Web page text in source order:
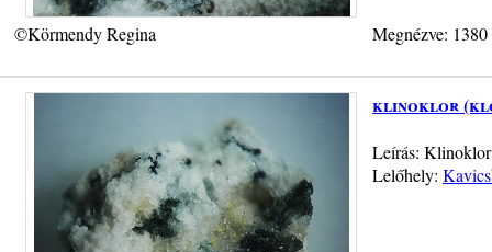
©Körmendy Regina Megnézve:
klinoklor
Leírás: Klinoklor
Lelőhely: